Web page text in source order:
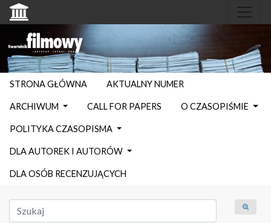
STRONA GŁÓWNA AKTUALNY NUMER
ARCHIWUM CALL FOR PAPERS O CZASOPIŚMIE
POLITYKA CZASOPISMA
DLA AUTOREK I AUTORÓW
DLA OSÓB RECENZUJĄCYCH